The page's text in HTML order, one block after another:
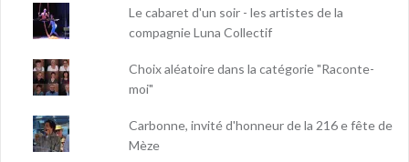
Le cabaret d'un soir - les artistes de la
compagnie Luna Collectif
Choix aléatoire dans la catégorie "Raconte-
moi"
Carbonne, invité d'honneur de la 216 e fête de
Mèze